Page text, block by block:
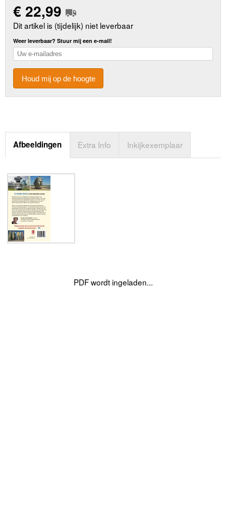
€ 22,99
Dit artikel is (tijdelijk) niet leverbaar
Weer leverbaar? Stuur mij een e-mail!
Houd mij op de hoogte
Afbeeldingen Extra Info Inkijkexemplaar
PDF wordt ingeladen...